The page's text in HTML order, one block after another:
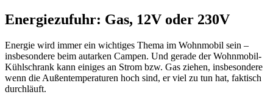
Energiezufuhr: Gas, 12V oder 230V
Energie wird immer ein wichtiges Thema im Wohnmobil sein –
insbesondere beim autarken Campen. Und gerade der Wohnmobil-
Kühlschrank kann einiges an Strom bzw. Gas ziehen, insbesondere
wenn die Außentemperaturen hoch sind, er viel zu tun hat, faktisch
durchläuft.